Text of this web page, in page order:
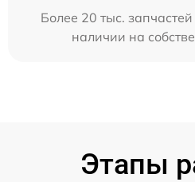
Более 20 тыс.
наличии на
Этапы